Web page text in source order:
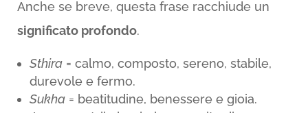
Anche se breve, questa frase racchiude un
significato profondo.
Sthira= calmo, composto, sereno, stabile,
durevole e fermo.
Sukha= beatitudine, benessere e gioia.